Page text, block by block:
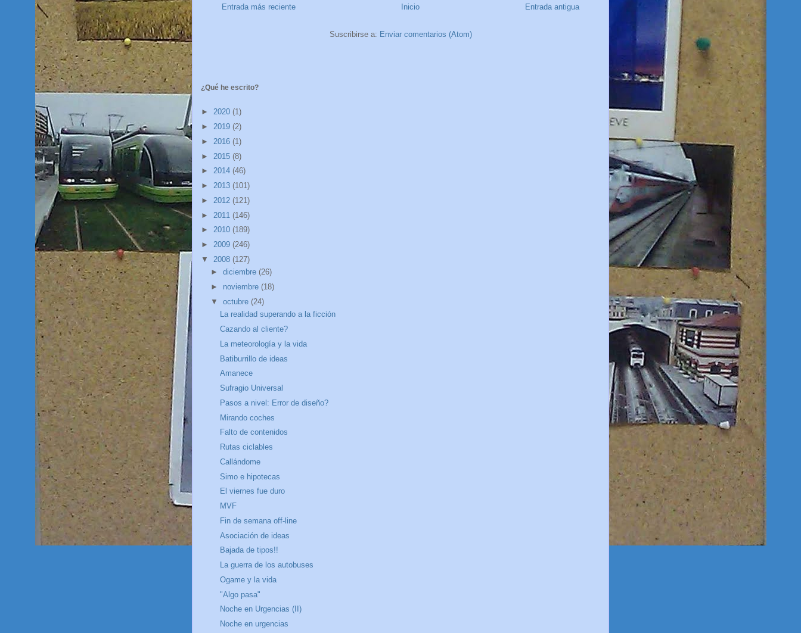
Entrada más reciente Entrada antigua
Inicio
Suscribirse a: Enviar comentarios (Atom)
¿Qué he escrito?
► 2020 (1)
► 2019 (2)
► 2016 (1)
► 2015 (8)
► 2014 (46)
► 2013 (101)
► 2012 (121)
► 2011 (146)
► 2010 (189)
► 2009 (246)
▼ 2008 (127)
► diciembre (26)
► noviembre (18)
▼ octubre (24)
La realidad superando a la ficción
Cazando al cliente?
La meteorología y la vida
Batiburrillo de ideas
Amanece
Sufragio Universal
Pasos a nivel: Error de diseño?
Mirando coches
Falto de contenidos
Rutas ciclables
Callándome
Simo e hipotecas
El viernes fue duro
MVF
Fin de semana off-line
Asociación de ideas
Bajada de tipos!!
La guerra de los autobuses
Ogame y la vida
"Algo pasa"
Noche en Urgencias (II)
Noche en urgencias